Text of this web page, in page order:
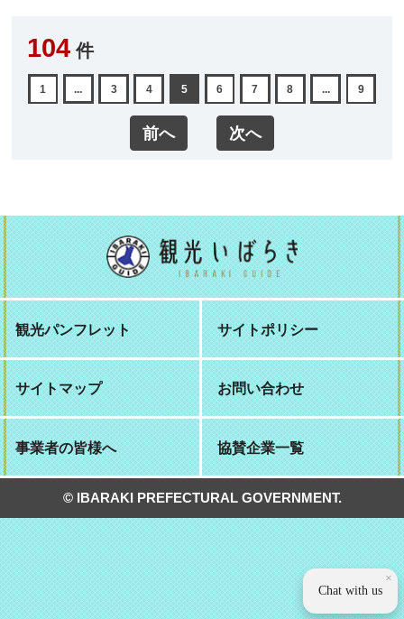
104 件
前へ
1 ... 3 4 5 6 7 8 ... 9
次へ
観光パンフレット サイトポリシー
サイトマップ お問い合わせ
事業者の皆様へ 協賛企業一覧
© IBARAKI PREFECTURAL GOVERNMENT.
×
Chat with us